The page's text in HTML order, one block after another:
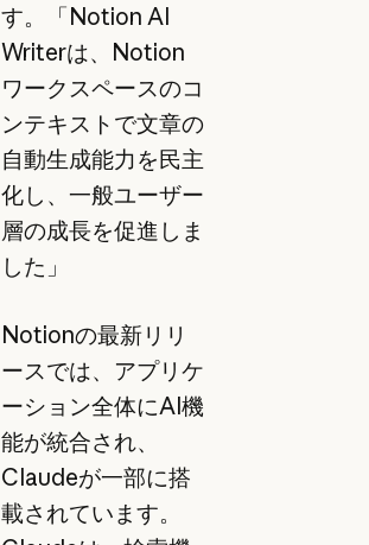
す。「Notion AI
Writerは、Notion
ワークスペースのコ
ンテキストで文章の
自動生成能力を民主
化し、一般ユーザー
層の成長を促進しま
した」
Notionの最新リリ
ースでは、アプリケ
ーション全体にAI機
能が統合され、
Claudeが一部に搭
載されています。